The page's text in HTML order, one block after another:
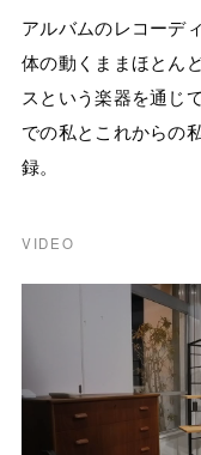
アルバムのレコーデ
体の動くままほとん
スという楽器を通じ
での私とこれからの
録。
VIDEO